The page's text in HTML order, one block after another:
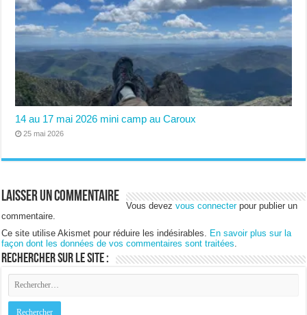
14 au 17 mai 2026 mini camp au Caroux
25 mai 2026
Laisser un commentaire
Vous devezvous connecterpour publier un
commentaire.
Ce site utilise Akismet pour réduire les indésirables.
En savoir plus sur la
façon dont les données de vos commentaires sont traitées
Rechercher sur le site :